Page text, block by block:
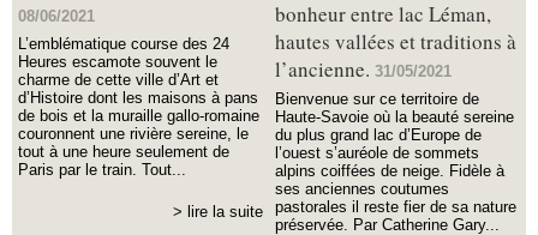
08/06/2021
L’emblématique course des 24
Heures escamote souvent le
charme de cette ville d’Art et
d’Histoire dont les maisons à pans
de bois et la muraille gallo-romaine
couronnent une rivière sereine, le
tout à une heure seulement de
Paris par le train. Tout...
> lire la suite
bonheur entre lac Léman,
hautes vallées et traditions à
l’ancienne. 31/05/2021
Bienvenue sur ce territoire de
Haute-Savoie où la beauté sereine
du plus grand lac d’Europe de
l’ouest s’auréole de sommets
alpins coiffées de neige. Fidèle à
ses anciennes coutumes
pastorales il reste fier de sa nature
préservée. Par Catherine Gary...